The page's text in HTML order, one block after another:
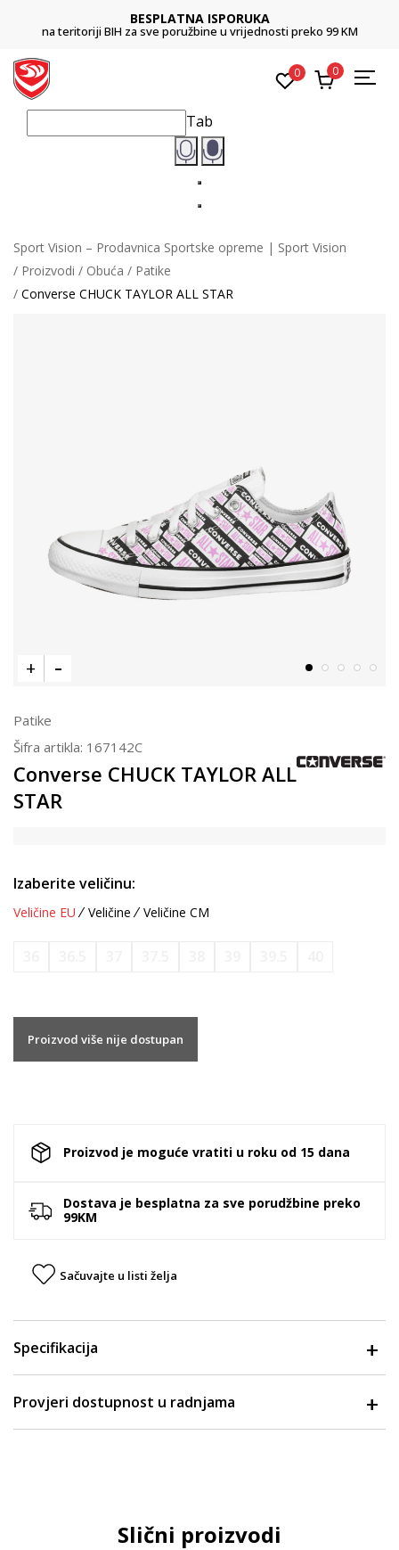
BESPLATNA ISPORUKA
na teritoriji BIH za sve poružbine u vrijednosti preko 99 KM
0 0
Tab
Sport Vision – Prodavnica Sportske opreme | Sport Vision
Proizvodi
Obuća
Patike
Converse CHUCK TAYLOR ALL STAR
Patike
Šifra artikla: 167142C
Converse CHUCK TAYLOR ALL
STAR
Izaberite veličinu:
Veličine EU Veličine Veličine CM
Proizvod više nije dostupan
Proizvod je moguće vratiti u roku od 15 dana
Dostava je besplatna za sve porudžbine preko
99KM
Sačuvajte u listi želja
Specifikacija
Provjeri dostupnost u radnjama
Slični proizvodi